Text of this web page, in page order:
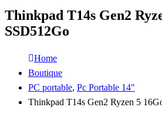
Thinkpad T14s Gen2
SSD512Go
Home
Boutique
PC portable, Pc Portable 14"
Thinkpad T14s Gen2 Ryzen 5